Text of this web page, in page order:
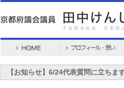
【お知らせ】6/24代表質問に立ちま